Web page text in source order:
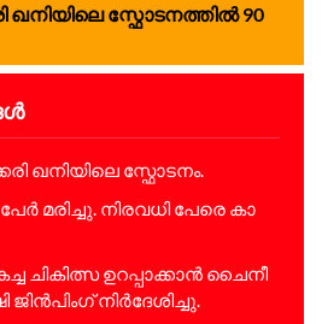
സ്ഫോ​ട​ന​ത്തി​ൽ 90
ഖ​നി​യി​ലെ സ്ഫോ​ട​നം.
മ​രി​ച്ചു. നിരവധി പേരെ കാ​
ചി​കി​ത്സ ഉ​റ​പ്പാ​ക്കാ​ൻ ചൈ​നീ​
നി​ർ​ദേ​ശി​ച്ചു.